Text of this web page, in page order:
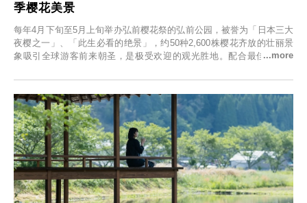
季樱花美景
每年4月下旬至5月上旬举办弘前樱花祭的弘前公园，被誉为「日本三大
夜樱之一」、「此生必看的绝景」，约50种2,600株樱花齐放的壮丽景
象吸引全球游客前来朝圣，是极受欢迎的观光胜地。配合最佳观雪时
「冬季樱花灯光秀」。